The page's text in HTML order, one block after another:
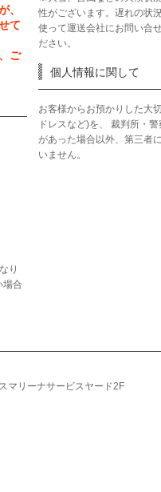
、
て
ご
り
場合
性がございます。遅れの状
使って運送会社にお問い合
ださい。
個人情報に関して
お客様からお預かりした大
ドレスなど)を、 裁判所・
があった場合以外、第三者
いません。
マリーナサービスヤード2F